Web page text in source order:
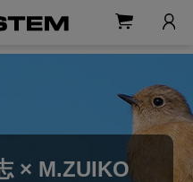
× M.ZUIKO